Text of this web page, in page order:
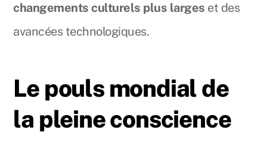
changements culturels plus larges et des
avancées technologiques.
Le pouls mondial de
la pleine conscience